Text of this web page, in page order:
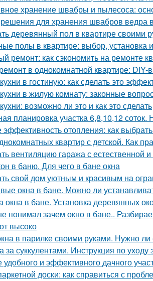
хранение швабры и пылесоса:
для хранения швабров ведра
деревянный пол в квартире своими
полы в квартире: выбор, установка
ремонт: как сэкономить на ремонте
в однокомнатной квартире: DIY-
в гостиную: как сделать это
в жилую комнату: законные
возможно ли это и как это сделать
планировка участка 6,8,10,12
эффективность отопления: как
квартир с детской. Как
вентиляцию гаража с естественной
в баню. Для чего в бане окна
свой дом уютным и красивым на
окна в бане. Можно ли
окна в бане. Установка деревянных
понимал зачем окно в бане..
высоко
в парилке своими руками. Нужно ли
за суккулентами. Инструкция по уходу
и эффективного дачного
доски: как справиться с